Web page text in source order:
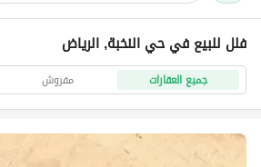
فلل للبيع في حي النخبة, الرياض
جميع العقارات مفروش